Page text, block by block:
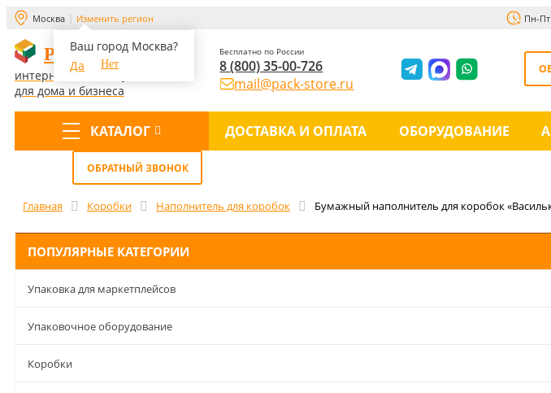
Москва Изменить регион
Ваш город Москва?
Да
Нет
Пн-Пт
PACK-STORE
интернет-магазин упаковки
для дома и бизнеса
Бесплатно по России
8 (800) 35-00-726
mail@pack-store.ru
КАТАЛОГ ДОСТАВКА И ОПЛАТА ОБОРУДОВАНИЕ
ОБРАТНЫЙ ЗВОНОК
Главная Коробки Наполнитель для коробок Бумажный наполнитель для коробок
ПОПУЛЯРНЫЕ КАТЕГОРИИ
Упаковка для маркетплейсов
Упаковочное оборудование
Коробки